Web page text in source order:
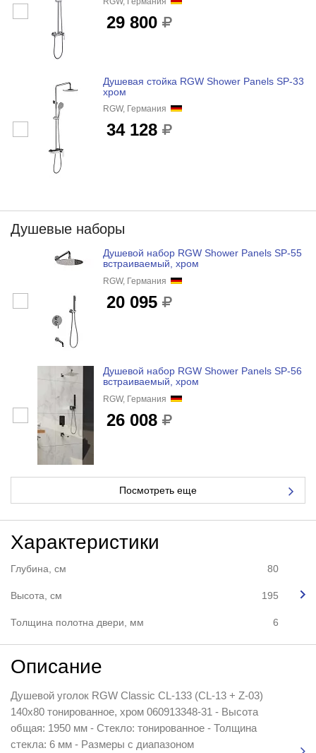
29 800
Душевая стойка RGW Shower Panels SP-33
хром
RGW, Германия
34 128
Душевые наборы
Душевой набор RGW Shower Panels SP-55
встраиваемый, хром
RGW, Германия
20 095
Душевой набор RGW Shower Panels SP-56
встраиваемый, хром
RGW, Германия
26 008
Посмотреть еще
Характеристики
Глубина, см 80
Высота, см 195
Толщина полотна двери, мм 6
Описание
Душевой уголок RGW Classic CL-133 (CL-13 + Z-03)
140x80 тонированное, хром 060913348-31 - Высота
общая: 1950 мм - Стекло: тонированное - Толщина
стекла: 6 мм - Размеры с диапазоном